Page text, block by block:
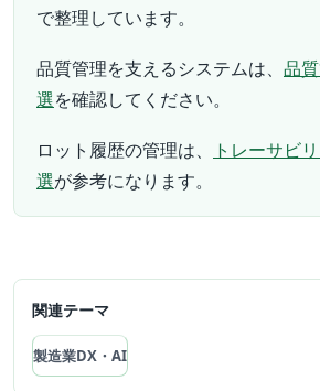
で整理しています。
品質管理を支えるシステムは、 品
選を確認してください。
ロット履歴の管理は、
トレーサビ
選が参考になります。
関連テーマ
製造業DX・AI